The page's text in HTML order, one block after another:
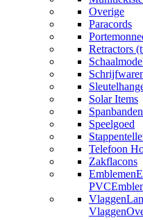
Overige
Paracords
Retractors
Solar Items
Spanbanden
Speelgoed
Telefoon
Zakflacons
Emblemen
PVC
Vlaggen
Vlaggen